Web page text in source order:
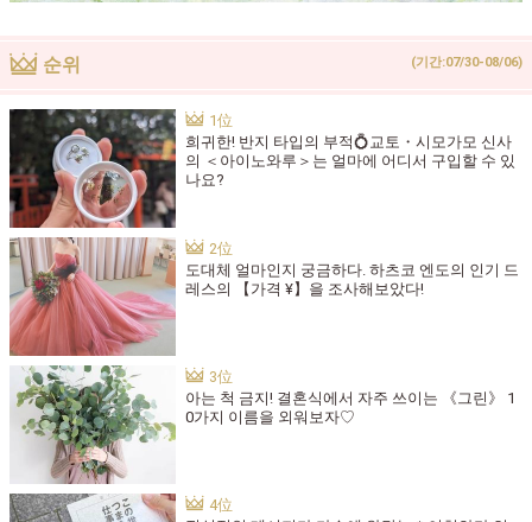
순위 (기간:07/30-08/06)
희귀한! 반지 타입의 부적💍교토・시모가모 신사
의 ＜아이노와루＞는 얼마에 어디서 구입할 수 있
나요?
도대체 얼마인지 궁금하다. 하츠코 엔도의 인기 드
레스의 【가격 ¥】을 조사해보았다!
아는 척 금지! 결혼식에서 자주 쓰이는 《그린》 1
0가지 이름을 외워보자♡